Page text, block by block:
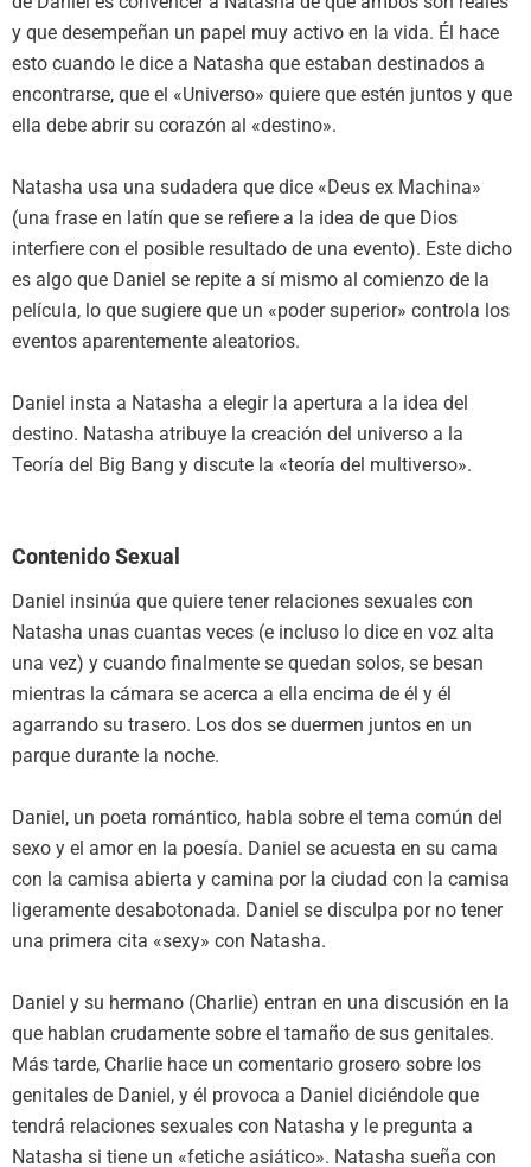
y que desempeñan un papel muy activo en la vida. Él hace
esto cuando le dice a Natasha que estaban destinados a
encontrarse, que el «Universo» quiere que estén juntos y que
ella debe abrir su corazón al «destino».
Natasha usa una sudadera que dice «Deus ex Machina»
(una frase en latín que se refiere a la idea de que Dios
interfiere con el posible resultado de una evento). Este dicho
es algo que Daniel se repite a sí mismo al comienzo de la
película, lo que sugiere que un «poder superior» controla los
eventos aparentemente aleatorios.
Daniel insta a Natasha a elegir la apertura a la idea del
destino. Natasha atribuye la creación del universo a la
Teoría del Big Bang y discute la «teoría del multiverso».
Contenido Sexual
Daniel insinúa que quiere tener relaciones sexuales con
Natasha unas cuantas veces (e incluso lo dice en voz alta
una vez) y cuando finalmente se quedan solos, se besan
mientras la cámara se acerca a ella encima de él y él
agarrando su trasero. Los dos se duermen juntos en un
parque durante la noche.
Daniel, un poeta romántico, habla sobre el tema común del
sexo y el amor en la poesía. Daniel se acuesta en su cama
con la camisa abierta y camina por la ciudad con la camisa
ligeramente desabotonada. Daniel se disculpa por no tener
una primera cita «sexy» con Natasha.
Daniel y su hermano (Charlie) entran en una discusión en la
que hablan crudamente sobre el tamaño de sus genitales.
Más tarde, Charlie hace un comentario grosero sobre los
genitales de Daniel, y él provoca a Daniel diciéndole que
tendrá relaciones sexuales con Natasha y le pregunta a
Natasha si tiene un «fetiche asiático». Natasha sueña con